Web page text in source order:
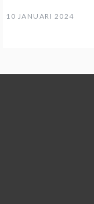
10 JANUARI 2024